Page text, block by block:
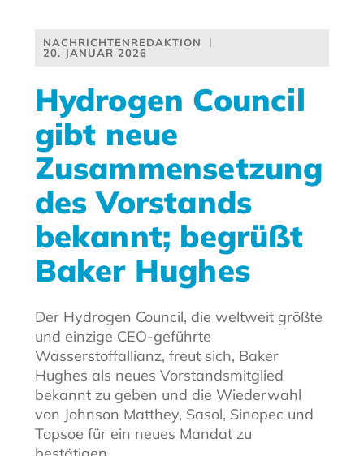
NACHRICHTENREDAKTION
20. JANUAR 2026
Hydrogen Council
gibt neue
Zusammensetzung
des Vorstands
bekannt; begrüßt
Baker Hughes
Der Hydrogen Council, die weltweit größte
und einzige CEO-geführte
Wasserstoffallianz, freut sich, Baker
Hughes als neues Vorstandsmitglied
bekannt zu geben und die Wiederwahl
von Johnson Matthey, Sasol, Sinopec und
Topsoe für ein neues Mandat zu